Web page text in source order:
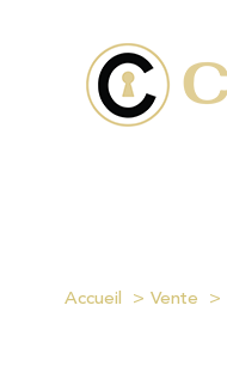
Accueil Vente